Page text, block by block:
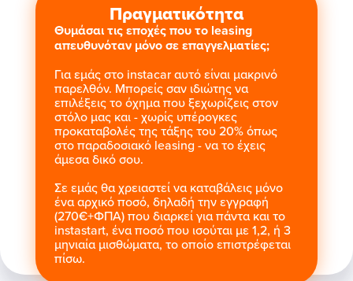
Πραγματικότητα
Θυμάσαι τις εποχές που το leasing
απευθυνόταν μόνο σε επαγγελματίες;
Για εμάς στο instacar αυτό είναι μακρινό
παρελθόν. Μπορείς σαν ιδιώτης να
επιλέξεις το όχημα που ξεχωρίζεις στον
στόλο μας και - χωρίς υπέρογκες
προκαταβολές της τάξης του 20% όπως
στο παραδοσιακό leasing - να το έχεις
άμεσα δικό σου.
Σε εμάς θα χρειαστεί να καταβάλεις μόνο
ένα αρχικό ποσό, δηλαδή την εγγραφή
(270€+ΦΠΑ) που διαρκεί για πάντα και το
instastart, ένα ποσό που ισούται με 1,2, ή 3
μηνιαία μισθώματα, το οποίο επιστρέφεται
πίσω.